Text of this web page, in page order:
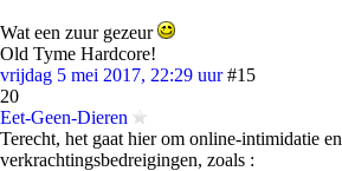
Wat een zuur gezeur
Old Tyme Hardcore!
vrijdag 5 mei 2017, 22:29 uur #15
20
Eet-Geen-Dieren
Terecht, het gaat hier om online-intimidatie en
verkrachtingsbedreigingen, zoals :